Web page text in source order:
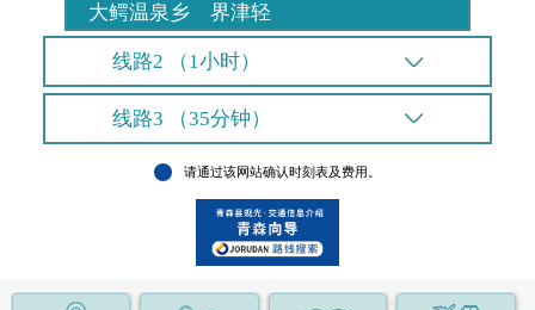
大鳄温泉乡 界津轻
线路2 （1小时）
线路3 （35分钟）
请通过该网站确认时刻表及费用。